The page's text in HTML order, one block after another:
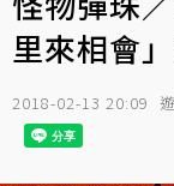
里來相會
2018-02-13 20:09